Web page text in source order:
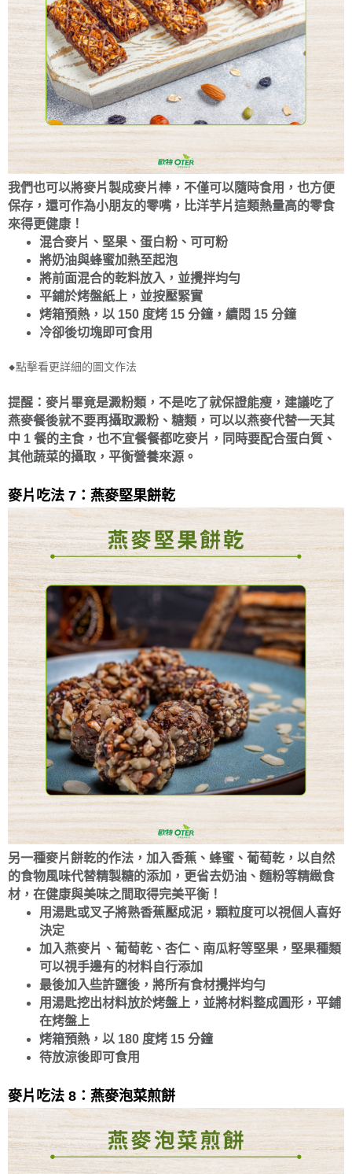
我們也可以將麥片製成麥片棒，不僅可以隨時食用，也方便
保存，還可作為小朋友的零嘴，比洋芋片這類熱量高的零食
來得更健康！
混合麥片、堅果、蛋白粉、可可粉
將奶油與蜂蜜加熱至起泡
將前面混合的乾料放入，並攪拌均勻
平鋪於烤盤紙上，並按壓緊實
烤箱預熱，以 150 度烤 15 分鐘，續悶 15 分鐘
冷卻後切塊即可食用
⬥點擊看更詳細的圖文作法
提醒：麥片畢竟是澱粉類，不是吃了就保證能瘦，建議吃了
燕麥餐後就不要再攝取澱粉、糖類，可以以燕麥代替一天其
中 1 餐的主食，也不宜餐餐都吃麥片，同時要配合蛋白質、
其他蔬菜的攝取，平衡營養來源。
麥片吃法 7：燕麥堅果餅乾
另一種麥片餅乾的作法，加入香蕉、蜂蜜、葡萄乾，以自然
的食物風味代替精製糖的添加，更省去奶油、麵粉等精緻食
材，在健康與美味之間取得完美平衡！
用湯匙或叉子將熟香蕉壓成泥，顆粒度可以視個人喜好
決定
加入燕麥片、葡萄乾、杏仁、南瓜籽等堅果，堅果種類
可以視手邊有的材料自行添加
最後加入些許鹽後，將所有食材攪拌均勻
用湯匙挖出材料放於烤盤上，並將材料整成圓形，平鋪
在烤盤上
烤箱預熱，以 180 度烤 15 分鐘
待放涼後即可食用
麥片吃法 8：燕麥泡菜煎餅